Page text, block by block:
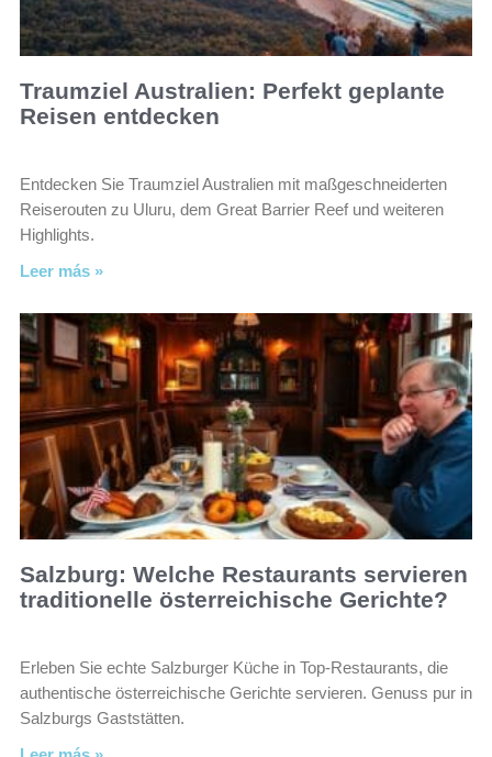
Traumziel Australien: Perfekt geplante
Reisen entdecken
Entdecken Sie Traumziel Australien mit maßgeschneiderten
Reiserouten zu Uluru, dem Great Barrier Reef und weiteren
Highlights.
Leer más »
Salzburg: Welche Restaurants servieren
traditionelle österreichische Gerichte?
Erleben Sie echte Salzburger Küche in Top-Restaurants, die
authentische österreichische Gerichte servieren. Genuss pur in
Salzburgs Gaststätten.